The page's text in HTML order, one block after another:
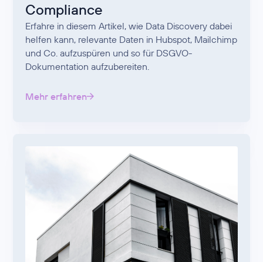
Compliance
Erfahre in diesem Artikel, wie Data Discovery dabei
helfen kann, relevante Daten in Hubspot, Mailchimp
und Co. aufzuspüren und so für DSGVO-
Dokumentation aufzubereiten.
Mehr erfahren